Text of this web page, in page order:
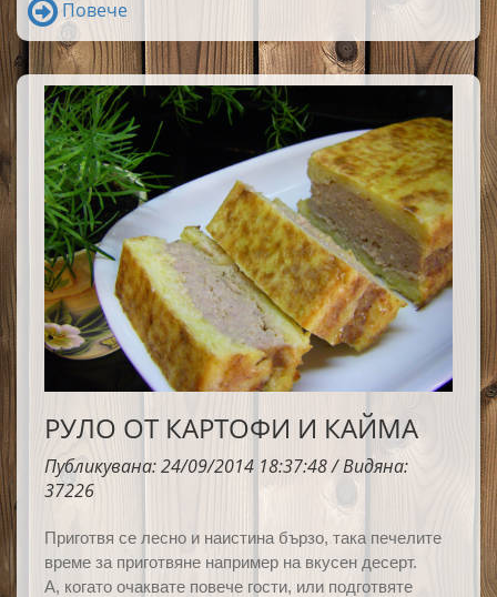
Повече
РУЛО ОТ КАРТОФИ И КАЙМА
Публикувана: 24/09/2014 18:37:48 / Видяна:
37226
Приготвя се лесно и наистина бързо, така печелите
време за приготвяне например на вкусен десерт.
А, когато очаквате повече гости, или подготвяте